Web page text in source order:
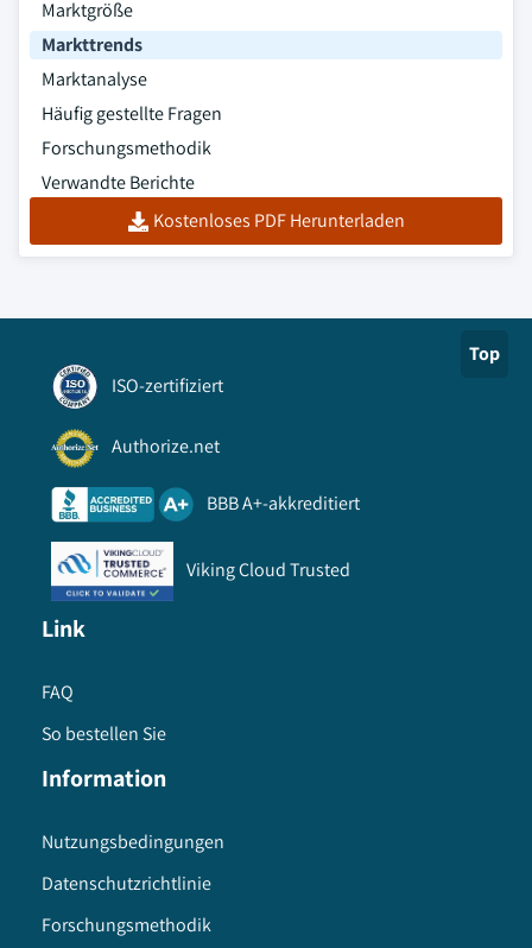
Marktgröße
Markttrends
Marktanalyse
Häufig gestellte Fragen
Forschungsmethodik
Verwandte Berichte
Kostenloses PDF Herunterladen
Top
ISO-zertifiziert
Authorize.net
BBB A+-akkreditiert
Viking Cloud Trusted
Link
FAQ
So bestellen Sie
Information
Nutzungsbedingungen
Datenschutzrichtlinie
Forschungsmethodik